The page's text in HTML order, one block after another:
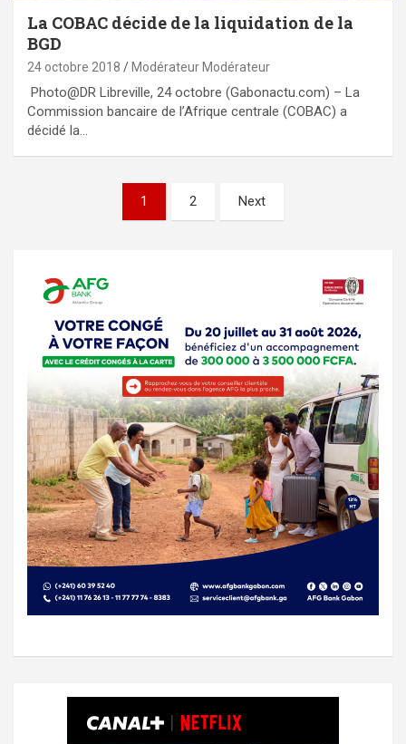
La COBAC décide de la liquidation de la
BGD
24 octobre 2018 Modérateur Modérateur
Photo@DR Libreville, 24 octobre (Gabonactu.com) – La
Commission bancaire de l’Afrique centrale (COBAC) a
décidé la…
1 2 Next